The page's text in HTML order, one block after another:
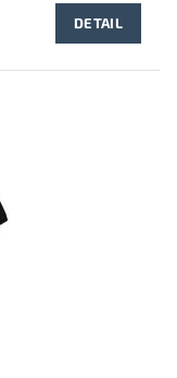
DETAIL